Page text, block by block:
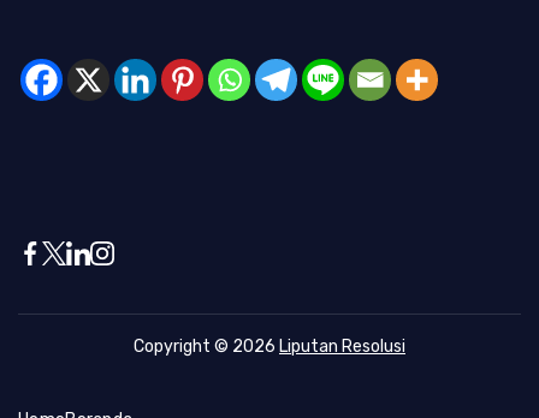
Copyright © 2026 Liputan Resolusi